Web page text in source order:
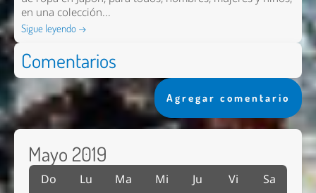
en una colección...
Sigue leyendo →
Comentarios
Agregar comentario
Mayo 2019
Do Lu Ma Mi Ju Vi Sa